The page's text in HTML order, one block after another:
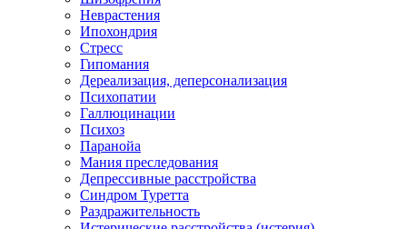
Неврастения
Ипохондрия
Стресс
Гипомания
Дереализация, деперсонализация
Психопатии
Галлюцинации
Психоз
Паранойа
Мания преследования
Депрессивные расстройства
Синдром Туретта
Раздражительность